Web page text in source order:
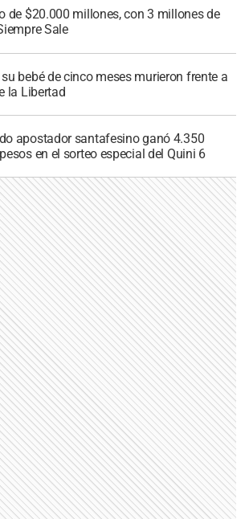
de $20.000 millones, con 3 millones de
Sale
bebé de cinco meses murieron frente a
la Libertad
apostador santafesino ganó 4.350
en el sorteo especial del Quini 6